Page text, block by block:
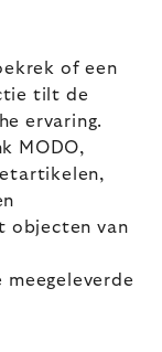
of een
tilt de
ervaring.
MODO,
objecten van
meegeleverde